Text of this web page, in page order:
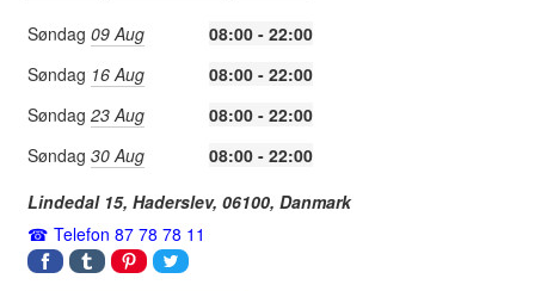
Søndag 09 Aug
08:00 - 22:00
Søndag 16 Aug
08:00 - 22:00
Søndag 23 Aug
08:00 - 22:00
Søndag 30 Aug
08:00 - 22:00
Lindedal 15, Haderslev, 06100, Danmark
Telefon 87 78 78 11